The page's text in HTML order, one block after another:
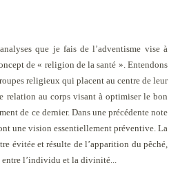
que je fais de l’adventisme vise à
de « religion de la santé ». Entendons
religieux qui placent au centre de leur
relation au corps visant à optimiser le bon
de ce dernier. Dans une précédente note
une vision essentiellement préventive. La
évitée et résulte de l’apparition du pêché,
l’individu et la divinité...